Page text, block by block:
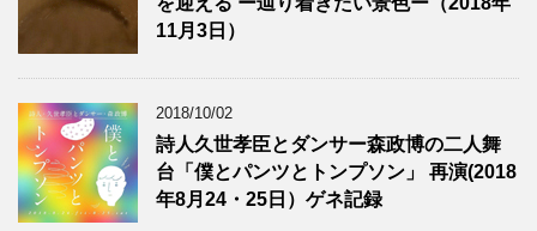
11月3日）
2018/10/02
詩人久世孝臣とダンサー森政博の二人舞
台「僕とパンツとトンプソン」 再演(2018
年8月24・25日）ゲネ記録